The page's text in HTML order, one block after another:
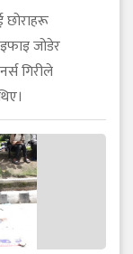
छोराहरू
जोडेर
गिरीले